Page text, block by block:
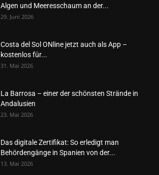
Algen und Meeresschaum an der...
29. Juni 2026
Costa del Sol ONline jetzt auch als App –
kostenlos für...
31. Mai 2026
La Barrosa – einer der schönsten Strände in
Andalusien
23. Mai 2026
Das digitale Zertifikat: So erledigt man
Behördengänge in Spanien von der...
13. Mai 2026